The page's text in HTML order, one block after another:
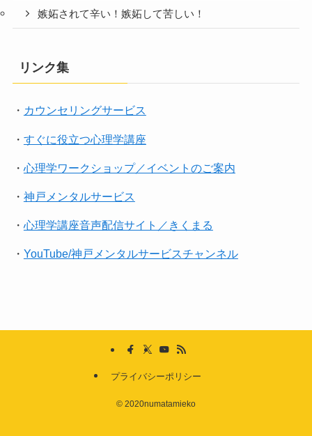
嫉妬されて辛い！嫉妬して苦しい！
リンク集
・ カウンセリングサービス
・ すぐに役立つ心理学講座
・ 心理学ワークショップ／イベントのご案内
・ 神戸メンタルサービス
・ 心理学講座音声配信サイト／きくまる
・ YouTube/神戸メンタルサービスチャンネル
プライバシーポリシー
© 2020numatamieko